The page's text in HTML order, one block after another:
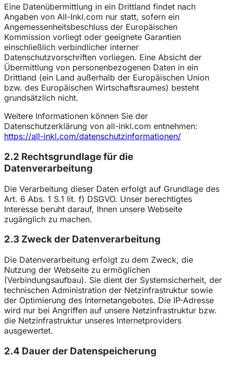
Eine Datenübermittlung in ein Drittland findet nach
Angaben von All-Inkl.com nur statt, sofern ein
Angemessenheitsbeschluss der Europäischen
Kommission vorliegt oder geeignete Garantien
einschließlich verbindlicher interner
Datenschutzvorschriften vorliegen. Eine Absicht der
Übermittlung von personenbezogenen Daten in ein
Drittland (ein Land außerhalb der Europäischen Union
bzw. des Europäischen Wirtschaftsraumes) besteht
grundsätzlich nicht.
Weitere Informationen können Sie der
Datenschutzerklärung von all-inkl.com entnehmen:
https://all-inkl.com/datenschutzinformationen/
2.2 Rechtsgrundlage für die
Datenverarbeitung
Die Verarbeitung dieser Daten erfolgt auf Grundlage des
Art. 6 Abs. 1 S.1 lit. f) DSGVO. Unser berechtigtes
Interesse beruht darauf, Ihnen unsere Webseite
zugänglich zu machen.
2.3 Zweck der Datenverarbeitung
Die Datenverarbeitung erfolgt zu dem Zweck, die
Nutzung der Webseite zu ermöglichen
(Verbindungsaufbau). Sie dient der Systemsicherheit, der
technischen Administration der Netzinfrastruktur sowie
der Optimierung des Internetangebotes. Die IP-Adresse
wird nur bei Angriffen auf unsere Netzinfrastruktur bzw.
die Netzinfrastruktur unseres Internetproviders
ausgewertet.
2.4 Dauer der Datenspeicherung